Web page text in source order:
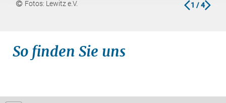
zurückvor
Fotos: Lewitz e.V. 1 / 4
So finden Sie uns